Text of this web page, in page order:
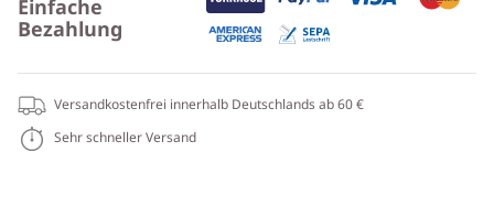
Einfache
Bezahlung
Versandkostenfrei innerhalb Deutschlands ab 60 €
Sehr schneller Versand